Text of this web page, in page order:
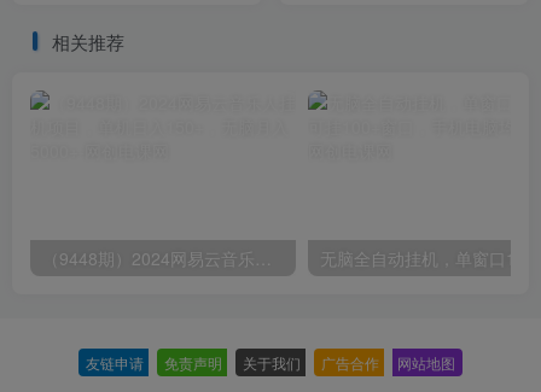
相关推荐
友链申请 免责声明 关于我们 广告合作 网站地图